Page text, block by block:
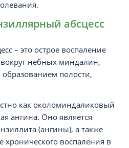
абсцесс
– это острое воспаление
небных миндалин,
образованием полости,
как околоминдаликовый
ангина. Оно является
(ангины), а также
хронического воспаления в